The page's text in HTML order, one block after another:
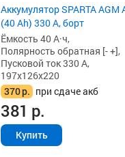
Аккумулятор SPARTA AGM
(40 Ah) 330 А, борт
Ёмкость 40 А·ч,
Полярность обратная [- +],
Пусковой ток 330 А,
197x126x220
370р. при сдаче акб
381 р.
Купить